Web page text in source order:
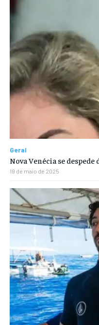
Geral
Nova Venécia se
19 de maio de 2025